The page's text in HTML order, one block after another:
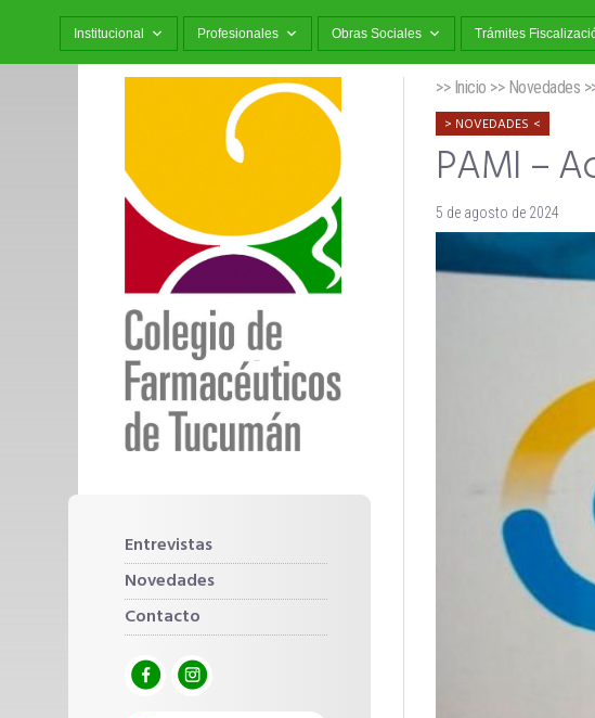
Institucional Profesionales Obras Sociales Trámites
Entrevistas
Novedades
Contacto
>> Inicio >> Novedades
NOVEDADES
PAMI –
5 de agosto de 2024